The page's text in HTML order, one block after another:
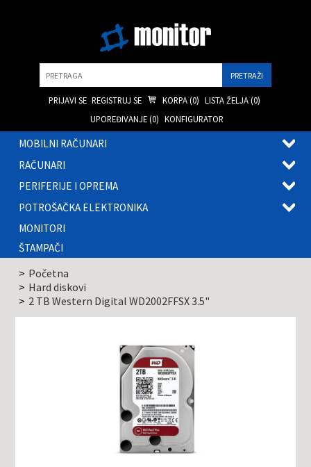
PRIJAVI SE REGISTRUJ SE KORPA (0) LISTA ŽELJA (0)
UPOREĐIVANJE (0) KONFIGURATOR
MOBILNI RAČUNARI
RAČUNARI
PERIFERIJE I OPREMA
POTROŠAČKA ELEKTRONIKA
MONITORI
ŠTAMPAČI
Početna
Hard diskovi
2 TB Western Digital WD2002FFSX 3.5"